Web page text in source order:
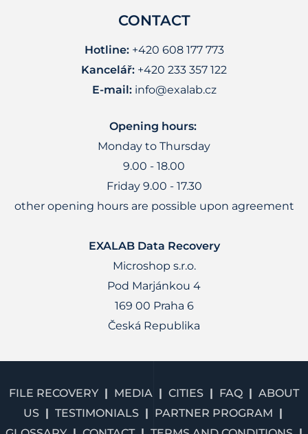
CONTACT
Hotline:+420 608 177 773
Kancelář: +420 233 357 122
E-mail: info@exalab.cz
Opening hours:
Monday to Thursday
9.00 - 18.00
Friday 9.00 - 17.30
other opening hours are possible upon agreement
EXALAB Data Recovery
Microshop s.r.o.
Pod Marjánkou 4
169 00 Praha 6
Česká Republika
FILE RECOVERY MEDIA CITIES FAQ
ABOUT
US
TESTIMONIALS
PARTNER PROGRAM